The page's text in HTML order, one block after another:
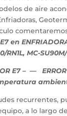
de aire
en
RN1L, MC-SU90M/
E7– —
recurrentes,
a lo largo